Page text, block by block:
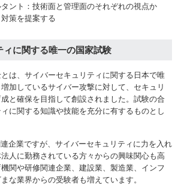
ント：技術面と管理面のそれぞれの視点か
策を提案する
ィに関する唯一の国家試験
は、サイバーセキュリティに関する日本で唯
加しているサイバー攻撃に対して、セキュリ
と確保を目指して創設されました。試験の合
に関する知識や技能を充分に有するものとし
企業ですが、サイバーセキュリティに力を入れ
人に勤務されている方々からの興味関心も高
関や研修関連企業、建設業、製造業、インフ
な業界からの受験者も増えています。